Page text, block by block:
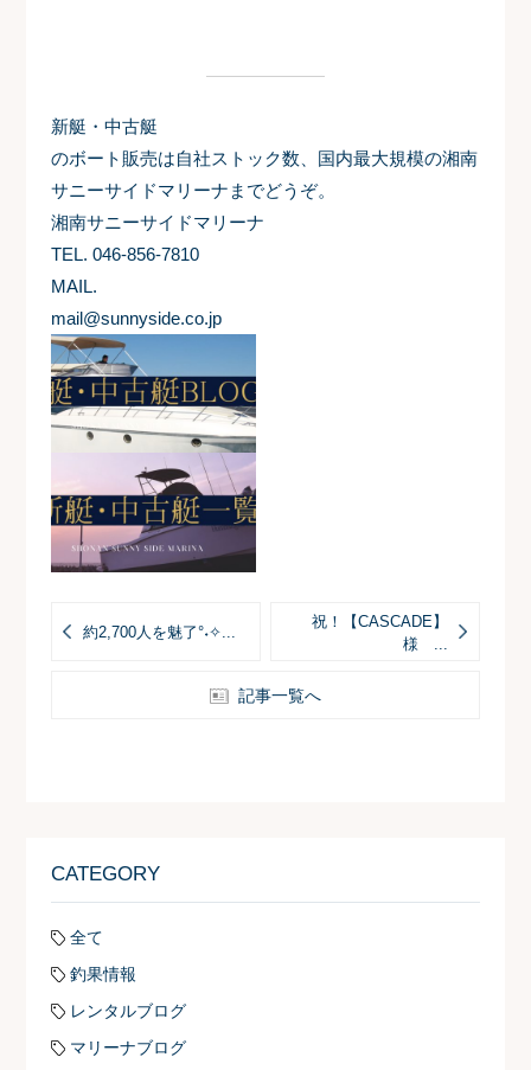
新艇・中古艇
のボート販売は自社ストック数、国内最大規模の湘南
サニーサイドマリーナまでどうぞ。
湘南サニーサイドマリーナ
TEL. 046-856-7810
MAIL.
mail@sunnyside.co.jp
約2,700人を魅了°˖✧...
祝！【CASCADE】
様 ...
記事一覧へ
CATEGORY
全て
釣果情報
レンタルブログ
マリーナブログ